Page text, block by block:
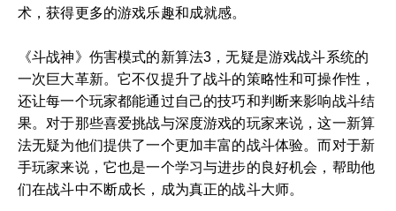
术，获得更多的游戏乐趣和成就感。
《斗战神》伤害模式的新算法3，无疑是游戏战斗系统的
一次巨大革新。它不仅提升了战斗的策略性和可操作性，
还让每一个玩家都能通过自己的技巧和判断来影响战斗结
果。对于那些喜爱挑战与深度游戏的玩家来说，这一新算
法无疑为他们提供了一个更加丰富的战斗体验。而对于新
手玩家来说，它也是一个学习与进步的良好机会，帮助他
们在战斗中不断成长，成为真正的战斗大师。